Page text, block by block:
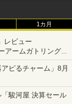
1カ月
レビュー
アームガトリングの
ト化！
ピるチャーム」8月
駿河屋 決算セール